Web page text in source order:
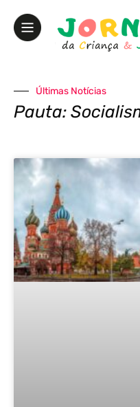
Últimas Notícias
Pauta: